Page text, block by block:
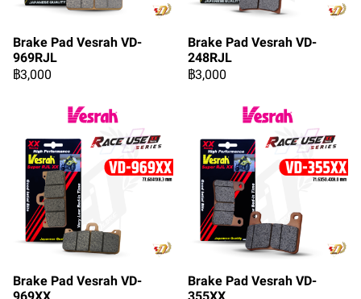
Brake Pad Vesrah VD-
969RJL
฿3,000
Brake Pad Vesrah VD-
248RJL
฿3,000
Brake Pad Vesrah VD-
Brake Pad Vesrah VD-